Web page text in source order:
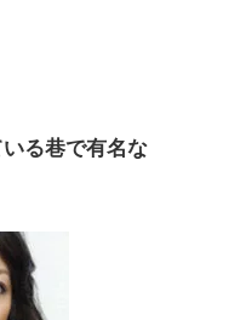
る巷で有名な